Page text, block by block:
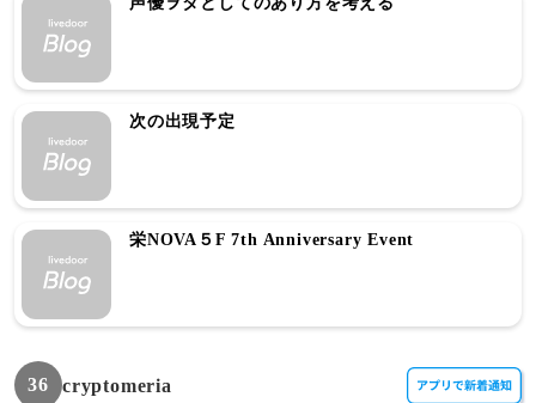
次の出現予定
栄NOVA５F 7th Anniversary Event
36 cryptomeria